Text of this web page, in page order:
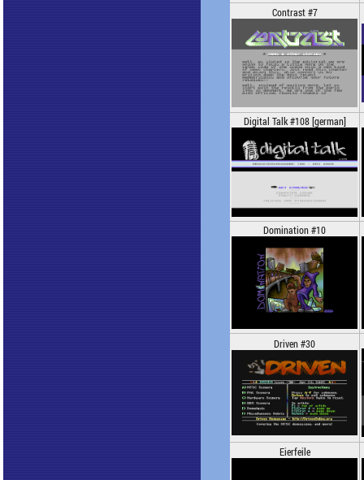
Contrast #7
Digital Talk #108 [german]
Domination #10
Driven #30
Eierfeile